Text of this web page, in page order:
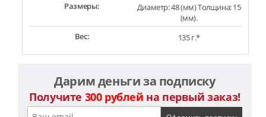
Размеры:
Диаметр: 48 (мм) Толщина: 15
(мм).
Вес:
135 г.*
Дарим деньги за подписку
Получите 300 рублей на первый заказ!